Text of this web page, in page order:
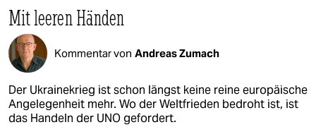
Mit leeren Händen
Kommentar von Andreas Zumach
Der Ukrainekrieg ist schon längst keine reine europäische
Angelegenheit mehr. Wo der Weltfrieden bedroht ist, ist
das Handeln der UNO gefordert.